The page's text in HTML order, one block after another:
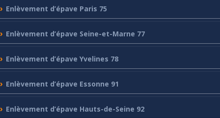
Enlèvement d’épave Paris 75
Enlèvement d’épave Seine-et-Marne 77
Enlèvement d’épave Yvelines 78
Enlèvement d’épave Essonne 91
Enlèvement d’épave Hauts-de-Seine 92